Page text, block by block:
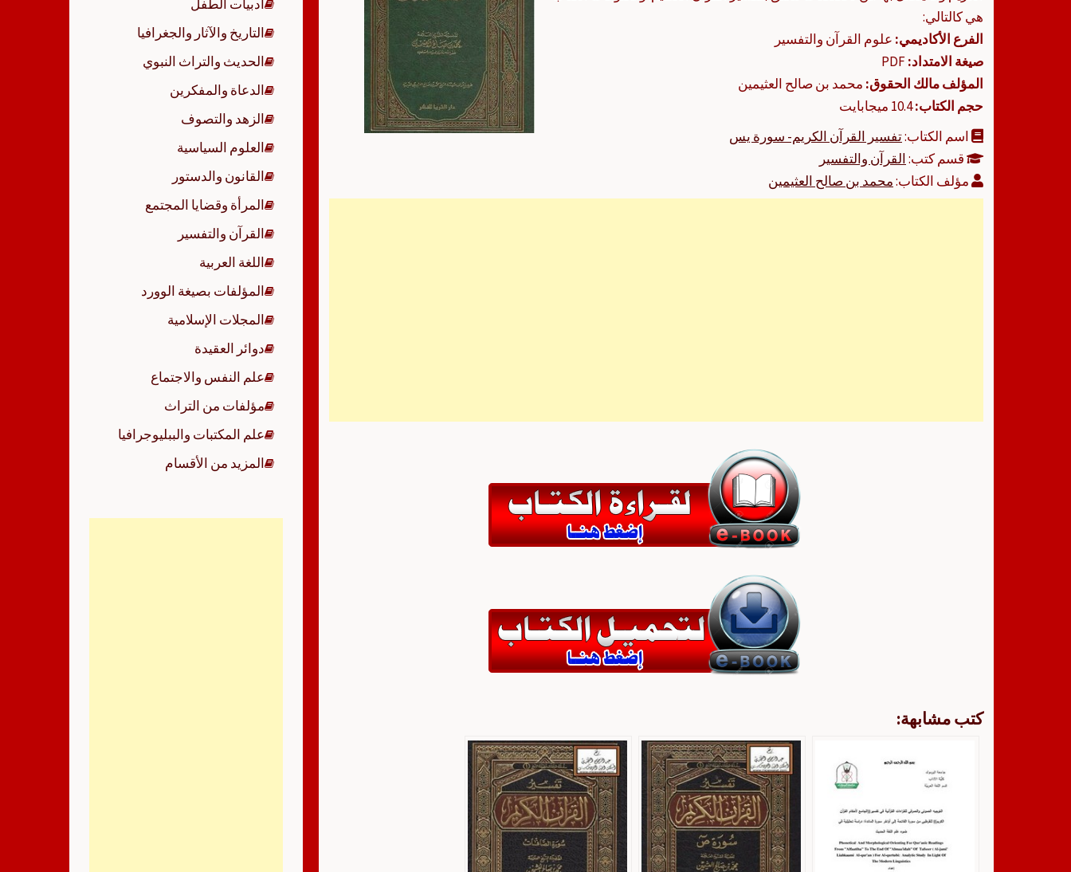
هي كالتالي:
الفرع الأكاديمي: علوم القرآن والتفسير
صيغة الامتداد:
المؤلف مالك الحقوق: محمد بن صالح العثيمين
حجم الكتاب:10.4 ميجابايت
اسم الكتاب:تفسير القرآن الكريم- سورة يس
قسم كتب:القرآن والتفسير
مؤلف الكتاب:محمد بن صالح العثيمين
كتب مشابهة:
أدبيات الطفل
التاريخ والآثار والجغرافيا
الحديث والتراث النبوي
الدعاة والمفكرين
الزهد والتصوف
العلوم السياسية
القانون والدستور
المرأة وقضايا المجتمع
القرآن والتفسير
اللغة العربية
المؤلفات بصيغة الوورد
المجلات الإسلامية
دوائر العقيدة
علم النفس والاجتماع
مؤلفات من التراث
علم المكتبات والببليوجرافيا
المزيد من الأقسام